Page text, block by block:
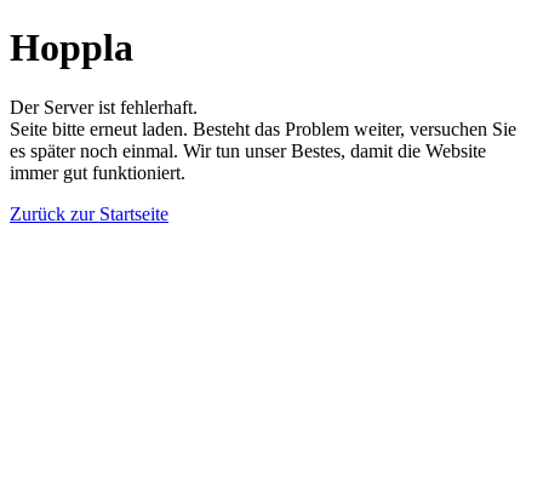
Hoppla
Der Server ist fehlerhaft.
Seite bitte erneut laden. Besteht das Problem weiter, versuchen Sie
es später noch einmal. Wir tun unser Bestes, damit die Website
immer gut funktioniert.
Zurück zur Startseite